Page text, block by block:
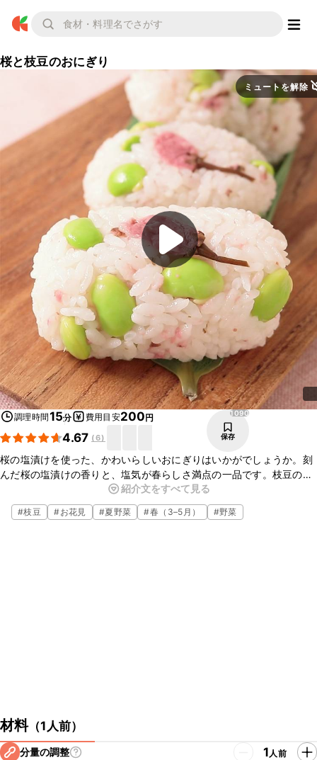
桜と枝豆のおにぎり
ミュートを解除
調理時間15分 費用目安200円
4.67 (6)
1090
保存
桜の塩漬けを使った、かわいらしいおにぎりはいかがでしょうか。刻
んだ桜の塩漬けの香りと、塩気が春らしさ満点の一品です。枝豆の彩
りもよく、見た目もとても華やかですよ。簡単に作れるので、ぜひお
試しくださいね。
紹介文をすべて見る
#枝豆 #お花見 #夏野菜 #春（3–5月） #野菜
材料（1人前）
分量の調整 1人前